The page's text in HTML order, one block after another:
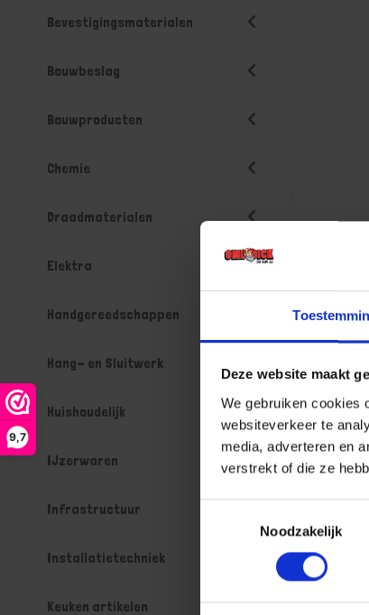
Deze website maakt
We gebruiken cookies
websiteverkeer te
media, adverteren en
verstrekt of die ze
Noodzakelijk
9,7
Bevestigingsmaterialen
Bouwbeslag
Bouwproducten
Chemie
Draadmaterialen
Elektra
Handgereedschappen
Hang- en Sluitwerk
Huishoudelijk
IJzerwaren
Infrastructuur
Installatietechniek
Keuken artikelen